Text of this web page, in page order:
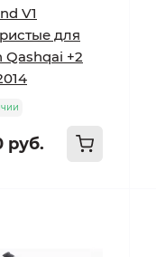
V1
для
Qashqai +2
руб.